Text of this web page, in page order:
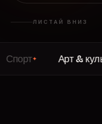
ЛИСТАЙ ВНИЗ
Арт & культура✦